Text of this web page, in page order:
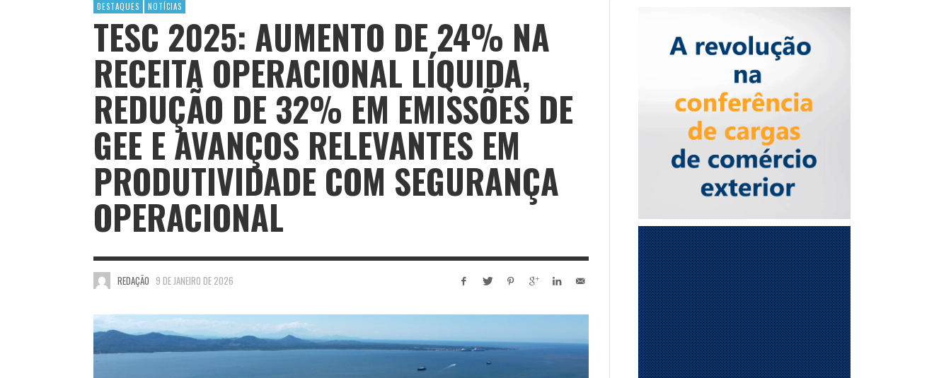
DESTAQUES NOTÍCIAS
TESC 2025: AUMENTO DE 24% NA
RECEITA OPERACIONAL LÍQUIDA,
REDUÇÃO DE 32% EM EMISSÕES DE
GEE E AVANÇOS RELEVANTES EM
PRODUTIVIDADE COM SEGURANÇA
OPERACIONAL
REDAÇÃO 9 DE JANEIRO DE 2026